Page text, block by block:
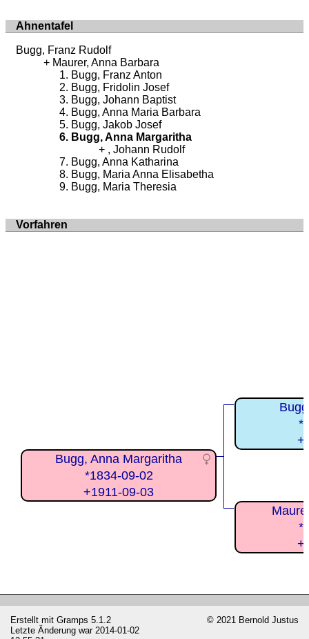
Ahnentafel
Bugg, Franz Rudolf
Maurer, Anna Barbara
Bugg, Franz Anton
Bugg, Fridolin Josef
Bugg, Johann Baptist
Bugg, Anna Maria Barbara
Bugg, Jakob Josef
Bugg, Anna Margaritha
, Johann Rudolf
Bugg, Anna Katharina
Bugg, Maria Anna Elisabetha
Bugg, Maria Theresia
Vorfahren
Bugg, Anna Margaritha
*1834-09-02
+1911-09-03
Erstellt mit Gramps 5.1.2
Letzte Änderung war 2014-01-02
© 2021 Bernold Justus